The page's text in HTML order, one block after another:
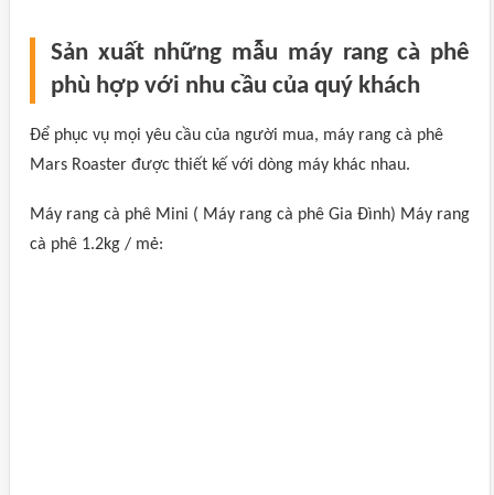
Sản xuất những mẫu máy rang cà phê
phù hợp với nhu cầu của quý khách
Để phục vụ mọi yêu cầu của người mua, máy rang cà phê
Mars Roaster được thiết kế với dòng máy khác nhau.
Máy rang cà phê Mini ( Máy rang cà phê Gia Đình) Máy rang
cà phê 1.2kg / mẻ: